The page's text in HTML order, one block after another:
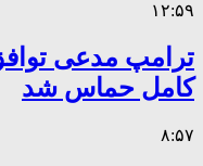
۱۲:۵۹
ترامپ مدعی
کامل حماس شد
۸:۵۷